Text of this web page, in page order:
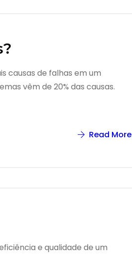
causas de falhas em um
vêm de 20% das causas.
Read More
e qualidade de um